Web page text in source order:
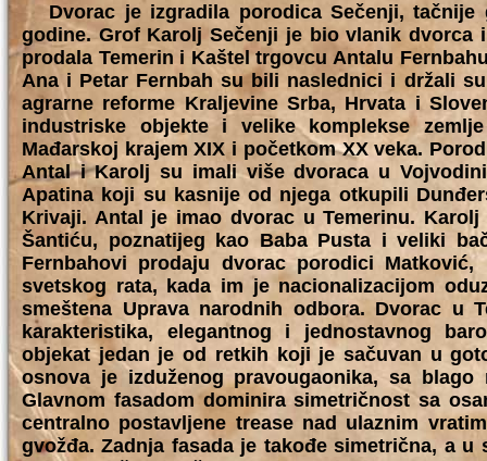
Dvorac je izgradila porodica Sečenji, tačnije
godine. Grof Karolj Sečenji je bio vlanik dvorca
prodala Temerin i Kaštel trgovcu Antalu
Ana i Petar Fernbah su bili naslednici i držali
agrarne reforme Kraljevine Srba, Hrvata i
industriske objekte i velike komplekse
Mađarskoj krajem XIX i početkom XX veka.
Antal i Karolj su imali više dvoraca u
Apatina koji su kasnije od njega otkupili
Krivaji. Antal je imao dvorac u Temerinu.
Šantiću, poznatijeg kao Baba Pusta i veliki
Fernbahovi prodaju dvorac porodici
svetskog rata, kada im je nacionalizacijom
smeštena Uprava narodnih odbora. Dvorac u
karakteristika, elegantnog i jednostavnog
objekat jedan je od retkih koji je sačuvan u
osnova je izduženog pravougaonika, sa
Glavnom fasadom dominira simetričnost sa
centralno postavljene trease nad ulaznim
gvožđa. Zadnja fasada je takođe simetrična, a